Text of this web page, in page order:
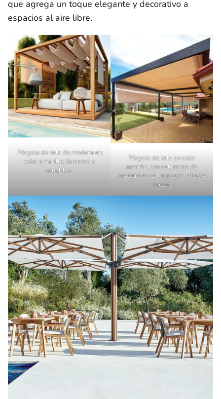
que agrega un toque elegante y decorativo a
espacios al aire libre.
Pérgola de tela de madera en
color amarillo, lampara y
muebles.
Pérgola de tela en color
marrón, con columnas de
madera en color negro, sillas y
mesa.